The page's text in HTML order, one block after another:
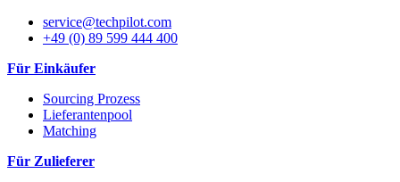
service@techpilot.com
+49 (0) 89 599 444 400
Für Einkäufer
Sourcing Prozess
Lieferantenpool
Matching
Für Zulieferer